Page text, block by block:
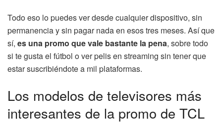
Todo eso lo puedes ver desde cualquier dispositivo, sin
permanencia y sin pagar nada en esos tres meses. Así que
sí, es una promo que vale bastante la pena, sobre todo
si te gusta el fútbol o ver pelis en streaming sin tener que
estar suscribiéndote a mil plataformas.
Los modelos de televisores más
interesantes de la promo de TCL